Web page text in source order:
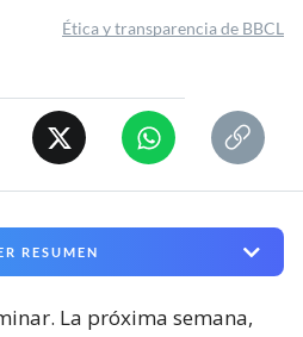
Ética y transparencia de BBCL
RESUMEN
La próxima semana,